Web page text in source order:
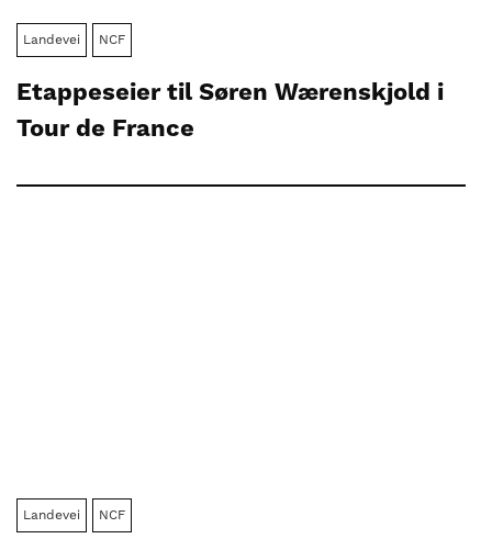
Landevei NCF
Etappeseier til Søren Wærenskjold i
Tour de France
Landevei NCF